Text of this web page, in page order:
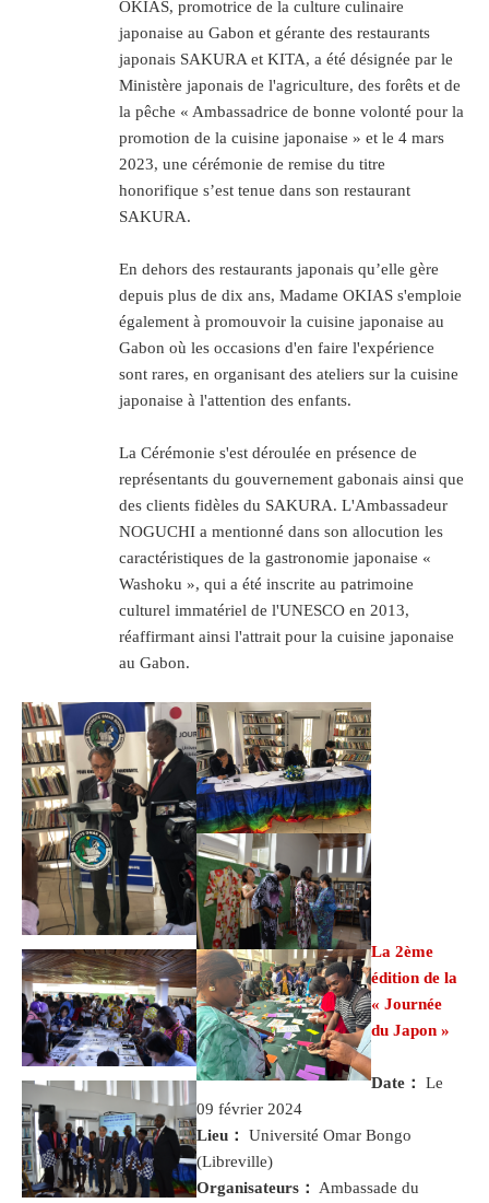
OKIAS, promotrice de la culture culinaire
japonaise au Gabon et gérante des restaurants
japonais SAKURA et KITA, a été désignée par le
Ministère japonais de l'agriculture, des forêts et de
la pêche « Ambassadrice de bonne volonté pour la
promotion de la cuisine japonaise » et le 4 mars
2023, une cérémonie de remise du titre
honorifique s’est tenue dans son restaurant
SAKURA.
En dehors des restaurants japonais qu’elle gère
depuis plus de dix ans, Madame OKIAS s'emploie
également à promouvoir la cuisine japonaise au
Gabon où les occasions d'en faire l'expérience
sont rares, en organisant des ateliers sur la cuisine
japonaise à l'attention des enfants.
La Cérémonie s'est déroulée en présence de
représentants du gouvernement gabonais ainsi que
des clients fidèles du SAKURA. L'Ambassadeur
NOGUCHI a mentionné dans son allocution les
caractéristiques de la gastronomie japonaise «
Washoku », qui a été inscrite au patrimoine
culturel immatériel de l'UNESCO en 2013,
réaffirmant ainsi l'attrait pour la cuisine japonaise
au Gabon.
La 2ème
édition de la
« Journée
du Japon »
Date：
Le
09 février 2024
Lieu：
Université Omar Bongo
(Libreville)
Organisateurs：
Ambassade du